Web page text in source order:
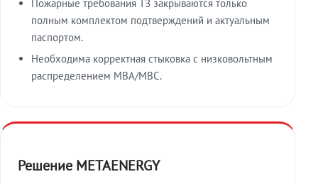
Пожарные требования ТЗ закрываются только
полным комплектом подтверждений и актуальным
паспортом.
Необходима корректная стыковка с низковольтным
распределением МВА/МВС.
Решение METAENERGY